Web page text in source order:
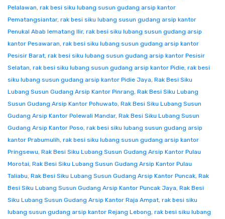
Pelalawan, rak besi siku lubang susun gudang arsip kantor
Pematangsiantar, rak besi siku lubang susun gudang arsip kantor
Penukal Abab lematang Ilir, rak besi siku lubang susun gudang arsip
kantor Pesawaran, rak besi siku lubang susun gudang arsip kantor
Pesisir Barat, rak besi siku lubang susun gudang arsip kantor Pesisir
Selatan, rak besi siku lubang susun gudang arsip kantor Pidie, rak besi
siku lubang susun gudang arsip kantor Pidie Jaya, Rak Besi Siku
Lubang Susun Gudang Arsip Kantor Pinrang, Rak Besi Siku Lubang
Susun Gudang Arsip Kantor Pohuwato, Rak Besi Siku Lubang Susun
Gudang Arsip Kantor Polewali Mandar, Rak Besi Siku Lubang Susun
Gudang Arsip Kantor Poso, rak besi siku lubang susun gudang arsip
kantor Prabumulih, rak besi siku lubang susun gudang arsip kantor
Pringsewu, Rak Besi Siku Lubang Susun Gudang Arsip Kantor Pulau
Morotai, Rak Besi Siku Lubang Susun Gudang Arsip Kantor Pulau
Taliabu, Rak Besi Siku Lubang Susun Gudang Arsip Kantor Puncak, Rak
Besi Siku Lubang Susun Gudang Arsip Kantor Puncak Jaya, Rak Besi
Siku Lubang Susun Gudang Arsip Kantor Raja Ampat, rak besi siku
lubang susun gudang arsip kantor Rejang Lebong, rak besi siku lubang